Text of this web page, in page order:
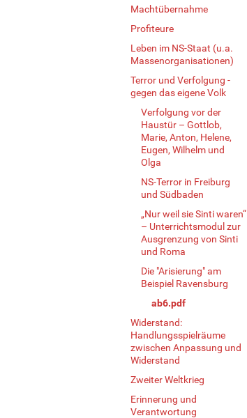
Machtübernahme
Profiteure
Leben im NS-Staat (u.a.
Massenorganisationen)
Terror und Verfolgung -
gegen das eigene Volk
Verfolgung vor der
Haustür – Gottlob,
Marie, Anton, Helene,
Eugen, Wilhelm und
Olga
NS-Terror in Freiburg
und Südbaden
„Nur weil sie Sinti waren“
– Unterrichtsmodul zur
Ausgrenzung von Sinti
und Roma
Die "Arisierung" am
Beispiel Ravensburg
ab6.pdf
Widerstand:
Handlungsspielräume
zwischen Anpassung und
Widerstand
Zweiter Weltkrieg
Erinnerung und
Verantwortung